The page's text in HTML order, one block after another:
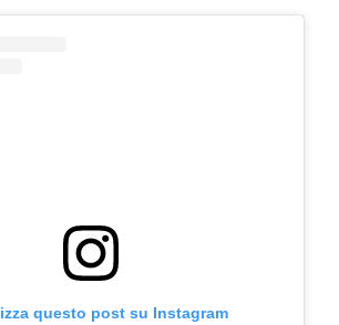
questo post su Instagram